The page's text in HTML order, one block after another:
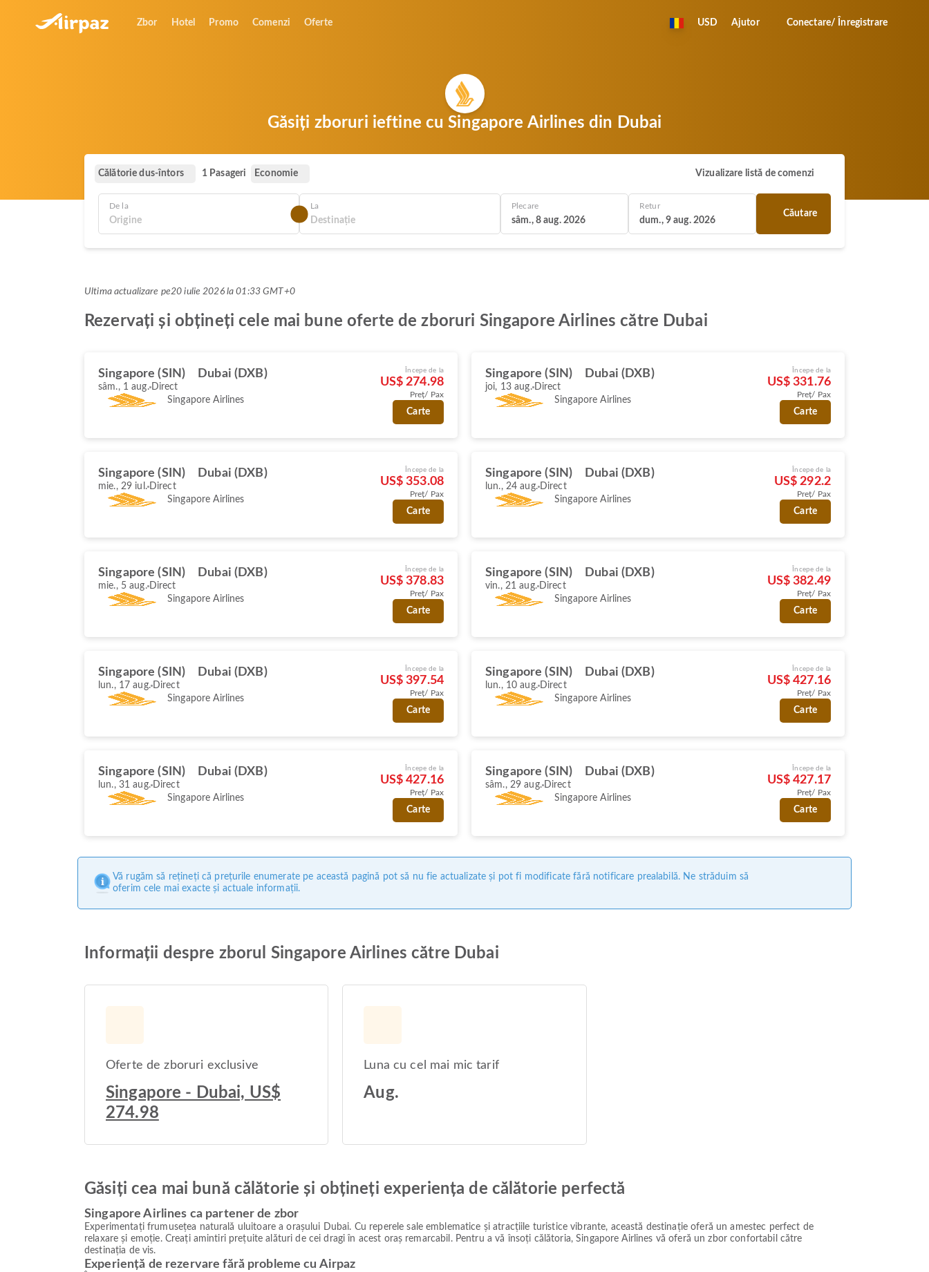
Zbor Hotel Promo Comenzi Oferte USD Ajutor Conectare/ Înregistrare
Găsiți zboruri ieftine cu Singapore Airlines din Dubai
Călătorie dus-întors 1 Pasageri Economie Vizualizare listă de comenzi
De la La Plecare
sâm., 8 aug. 2026
Retur
dum., 9 aug. 2026
Căutare
Ultima actualizare pe20 iulie 2026 la 01:33 GMT+0
Rezervați și obțineți cele mai bune oferte de zboruri Singapore Airlines către Dubai
Singapore (SIN) Dubai (DXB)
sâm., 1 aug. Direct
Singapore Airlines
Începe de la
US$ 274.98
Preț/ Pax
Carte
Singapore (SIN) Dubai (DXB)
joi, 13 aug. Direct
Singapore Airlines
Începe de la
US$ 331.76
Preț/ Pax
Carte
Singapore (SIN) Dubai (DXB)
mie., 29 iul. Direct
Singapore Airlines
Începe de la
US$ 353.08
Preț/ Pax
Carte
Singapore (SIN) Dubai (DXB)
lun., 24 aug. Direct
Singapore Airlines
Începe de la
US$ 292.2
Preț/ Pax
Carte
Singapore (SIN) Dubai (DXB)
mie., 5 aug. Direct
Singapore Airlines
Începe de la
US$ 378.83
Preț/ Pax
Carte
Singapore (SIN) Dubai (DXB)
vin., 21 aug. Direct
Singapore Airlines
Începe de la
US$ 382.49
Preț/ Pax
Carte
Singapore (SIN) Dubai (DXB)
lun., 17 aug. Direct
Singapore Airlines
Începe de la
US$ 397.54
Preț/ Pax
Carte
Singapore (SIN) Dubai (DXB)
lun., 10 aug. Direct
Singapore Airlines
Începe de la
US$ 427.16
Preț/ Pax
Carte
Singapore (SIN) Dubai (DXB)
lun., 31 aug. Direct
Singapore Airlines
Începe de la
US$ 427.16
Preț/ Pax
Carte
Singapore (SIN) Dubai (DXB)
sâm., 29 aug. Direct
Singapore Airlines
Începe de la
US$ 427.17
Preț/ Pax
Carte
Vă rugăm să rețineți că prețurile enumerate pe această pagină pot să nu fie actualizate și pot fi modificate fără notificare prealabilă. Ne străduim să
oferim cele mai exacte și actuale informații.
Informații despre zborul Singapore Airlines către Dubai
Oferte de zboruri exclusive
Singapore - Dubai, US$
274.98
Luna cu cel mai mic tarif
Aug.
Găsiți cea mai bună călătorie și obțineți experiența de călătorie perfectă
Singapore Airlines ca partener de zbor
Experimentați frumusețea naturală uluitoare a orașului Dubai. Cu reperele sale emblematice și atracțiile turistice vibrante, această destinație oferă un amestec perfect de
relaxare și emoție. Creați amintiri prețuite alături de cei dragi în acest oraș remarcabil. Pentru a vă însoți călătoria, Singapore Airlines vă oferă un zbor confortabil către
destinația de vis.
Experiență de rezervare fără probleme cu Airpaz